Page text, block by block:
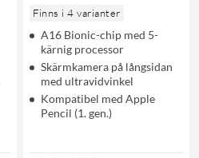
Finns i 4 varianter
A16 Bionic-chip med 5-
kärnig processor
Skärmkamera på långsidan
med ultravidvinkel
Kompatibel med Apple
Pencil (1. gen.)